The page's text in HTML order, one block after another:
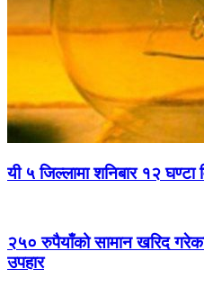
यी ५ जिल्लामा शनिबार १२ घण्टा
२५० रुपैयाँको सामान खरिद
उपहार